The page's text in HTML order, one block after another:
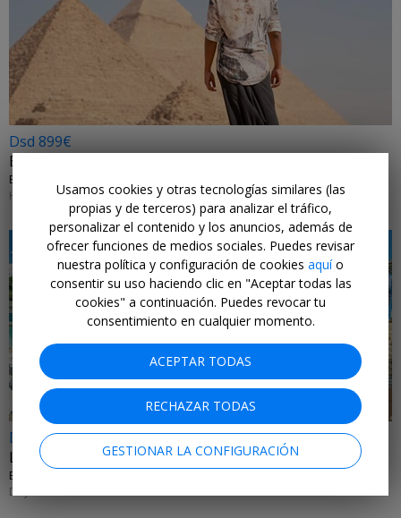
Dsd 899€
Egipto: pirámides y crucero Nilo en 8 días
EXOTICCA • PIRÁMIDES, NILO Y HURGHADA
HASTA MARZO 2026
Dsd 1199€
La gran ruta de los Balcanes en 10 días
EXOTICCA • ALBANIA, MONTENEGRO, CROACIA Y BOSNIA Y HERZEGOVINA
DE JULIO A OCTUBRE DE 2026
Usamos cookies y otras tecnologías similares (las
propias y de terceros) para analizar el tráfico,
personalizar el contenido y los anuncios, además de
ofrecer funciones de medios sociales. Puedes revisar
nuestra política y configuración de cookies aquío
consentir su uso haciendo clic en "Aceptar todas las
cookies" a continuación. Puedes revocar tu
consentimiento en cualquier momento.
ACEPTAR TODAS
RECHAZAR TODAS
GESTIONAR LA CONFIGURACIÓN